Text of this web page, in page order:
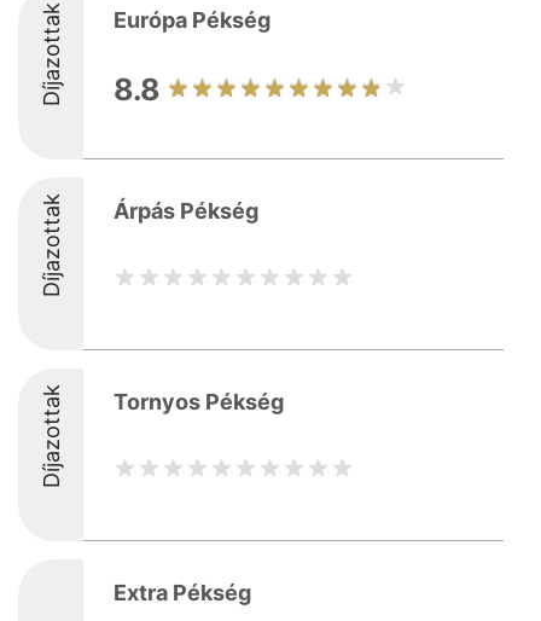
Díjazottak Európa Pékség
8.8
Díjazottak Árpás Pékség
Díjazottak Tornyos Pékség
Extra Pékség